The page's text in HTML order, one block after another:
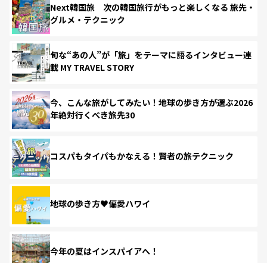
Next韓国旅 次の韓国旅行がもっと楽しくなる 旅先・
グルメ・テクニック
旬な“あの人”が「旅」をテーマに語るインタビュー連
載 MY TRAVEL STORY
今、こんな旅がしてみたい！地球の歩き方が選ぶ2026
年絶対行くべき旅先30
コスパもタイパもかなえる！賢者の旅テクニック
地球の歩き方♥偏愛ハワイ
今年の夏はインスパイアへ！